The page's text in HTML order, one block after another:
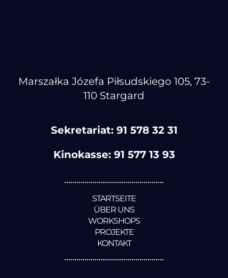
Marszałka Józefa Piłsudskiego 105, 73-
110 Stargard
Sekretariat: 91 578 32 31
Kinokasse: 91 577 13 93
STARTSEITE
ÜBER UNS
WORKSHOPS
PROJEKTE
KONTAKT